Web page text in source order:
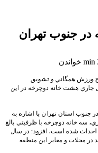
خواندن
ترويج ورزش همگاني و تشويق
جاري هشت خانه دوچرخه در اين
جنوب استان تهران با اشاره به
سه خانه دوچرخه با ظرفيتي بالغ
احداث شده است، افزود: در سال
محلات و معابر اين منطقه